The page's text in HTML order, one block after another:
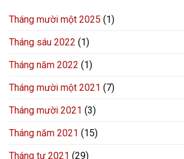
Tháng mười một 2025 (1)
Tháng sáu 2022 (1)
Tháng năm 2022 (1)
Tháng mười một 2021 (7)
Tháng mười 2021 (3)
Tháng năm 2021 (15)
Tháng tư 2021 (29)